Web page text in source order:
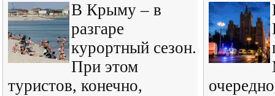
В Крыму – в
разгаре
курортный сезон.
При этом
туристов, конечно,